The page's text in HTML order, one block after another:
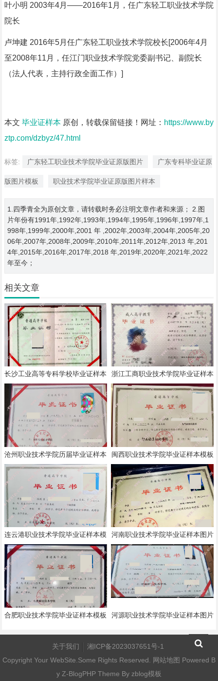
叶小明 2003年4月——2016年1月，任广东轻工职业技术学院
院长
卢坤建 2016年5月任广东轻工职业技术学院校长[2006年4月
至2008年11月，任江门职业技术学院党委副书记、副院长
（法人代表，主持行政全面工作）]
本文 毕业证样本原创，转载保留链接！网址： https://www.by
ztp.com/dzbyz/47.html
标签: 广东轻工职业技术学院毕业证原版图片 广东专科毕业证原
版图片模板 职业技术学院毕业证原版图片样本
1.四季青全为原创文章，请转载时务必注明文章作者和来源； 2.图
片年份有1991年,1992年,1993年,1994年,1995年,1996年,1997年,1
998年,1999年,2000年,2001 年 ,2002年,2003年,2004年,2005年,20
06年,2007年,2008年,2009年,2010年,2011年,2012年,2013 年,201
4年,2015年,2016年,2017年,2018 年,2019年,2020年,2021年,2022
年至今；
相关文章
长沙工业高等专科学校毕业证样本
模板
浙江工商职业技术学院毕业证样本
模板
沧州职业技术学院历届毕业证样本
模板
闽西职业技术学院毕业证样本模板
连云港职业技术学院毕业证样本模
板
河南职业技术学院毕业证样本图片
合肥职业技术学院毕业证样本模板 河源职业技术学院毕业证样本图片
关于我们
湘ICP备2023037651号-1
Copyright Your WebSite.Some Rights Reserved.
网站地图 Powered B
y Z-BlogPHPTheme By zblog模板